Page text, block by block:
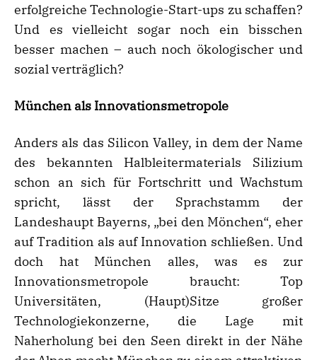
erfolgreiche Technologie-Start-ups zu schaffen?
Und es vielleicht sogar noch ein bisschen
besser machen – auch noch ökologischer und
sozial verträglich?
München als Innovationsmetropole
Anders als das Silicon Valley, in dem der Name
des bekannten Halbleitermaterials Silizium
schon an sich für Fortschritt und Wachstum
spricht, lässt der Sprachstamm der
Landeshaupt Bayerns, „bei den Mönchen“, eher
auf Tradition als auf Innovation schließen. Und
doch hat München alles, was es zur
Innovationsmetropole braucht: Top
Universitäten, (Haupt)Sitze großer
Technologiekonzerne, die Lage mit
Naherholung bei den Seen direkt in der Nähe